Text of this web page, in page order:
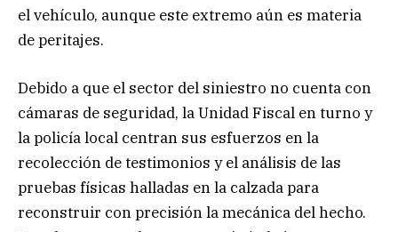
el vehículo, aunque este extremo aún es materia
de peritajes.
Debido a que el sector del siniestro no cuenta con
cámaras de seguridad, la Unidad Fiscal en turno y
la policía local centran sus esfuerzos en la
recolección de testimonios y el análisis de las
pruebas físicas halladas en la calzada para
reconstruir con precisión la mecánica del hecho.